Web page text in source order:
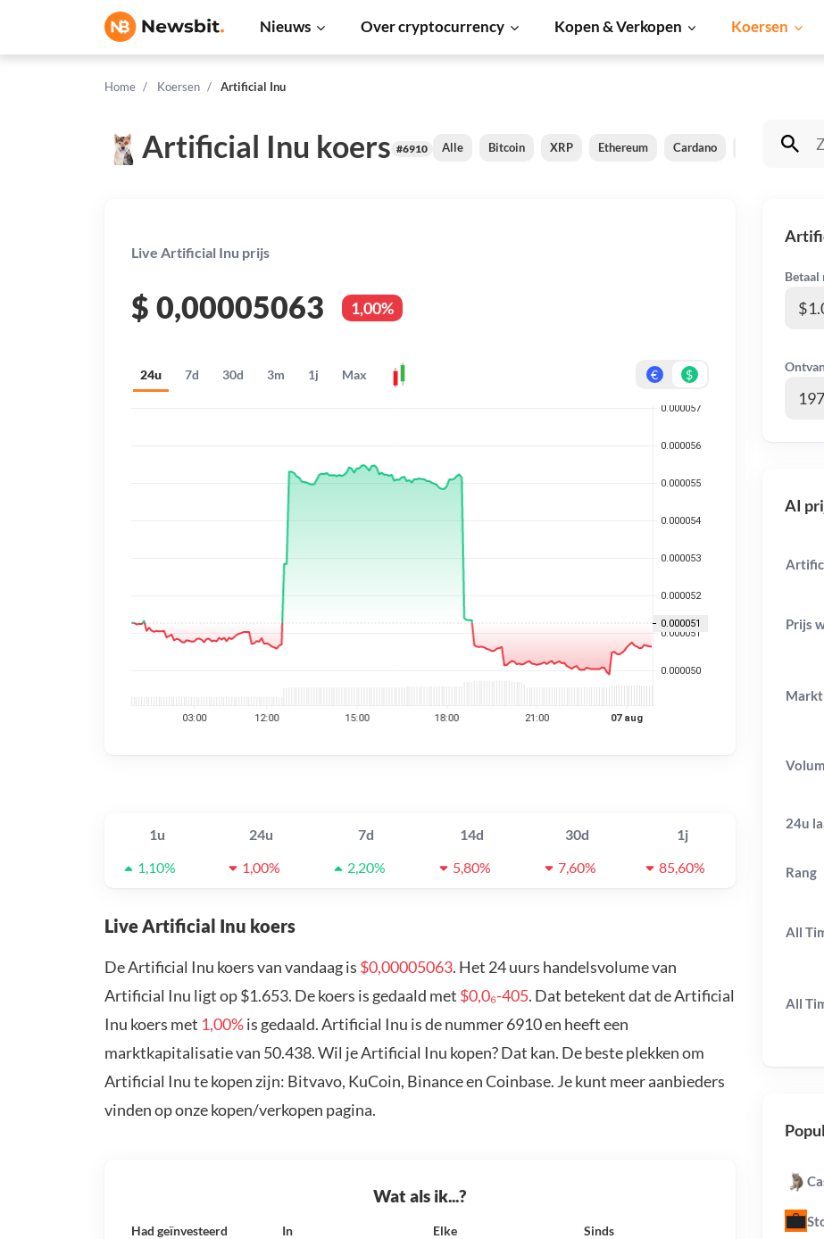
Nieuws Over cryptocurrency Kopen & Verkopen Koersen
Home Koersen Artificial Inu
Artificial Inu koers #6910 Alle Bitcoin XRP Ethereum Cardano Shiba Inu
Live Artificial Inu prijs
$ 0,00005063 1,00%
24u 7d 30d 3m 1j Max € $
1u 24u 7d 14d 30d
1j
1,10%
1,00% 2,20% 5,80% 7,60% 85,60%
Live Artificial Inu koers
De Artificial Inu koers van vandaag is $0,00005063. Het 24 uurs handelsvolume van
Artificial Inu ligt op $1.653. De koers is gedaald met $0,0₆-405. Dat betekent dat de Artificial
Inu koers met 1,00%is gedaald. Artificial Inu is de nummer 6910 en heeft een
marktkapitalisatie van 50.438. Wil je Artificial Inu kopen? Dat kan. De beste plekken om
Artificial Inu te kopen zijn: Bitvavo, KuCoin, Binance en Coinbase. Je kunt meer aanbieders
vinden op onze kopen/verkopen pagina.
Wat als ik...?
Had geïnvesteerd In Elke Sinds
Betaal
AI
Prijs
24u
Rang
All
All